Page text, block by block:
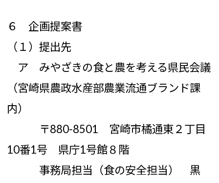
６ 企画提案書
（１）提出先
ア みやざきの食と農を考える県民会議
（宮崎県農政水産部農業流通ブランド課
内）
〒880-8501 宮崎市橘通東２丁目
10番1号 県庁1号館８階
事務局担当（食の安全担当） 黒